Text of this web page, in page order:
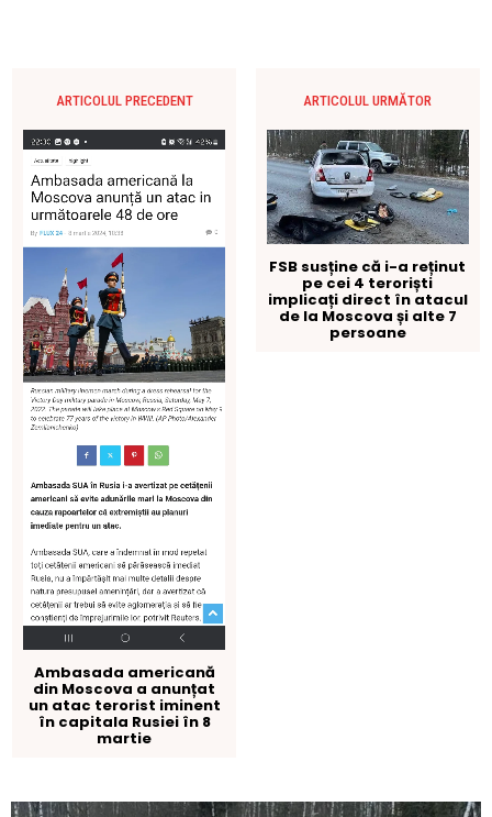
ARTICOLUL PRECEDENT
Ambasada americană
din Moscova a anunțat
un atac terorist iminent
în capitala Rusiei în 8
martie
ARTICOLUL URMĂTOR
FSB susține că i-a reținut
pe cei 4 teroriști
implicați direct în atacul
de la Moscova și alte 7
persoane